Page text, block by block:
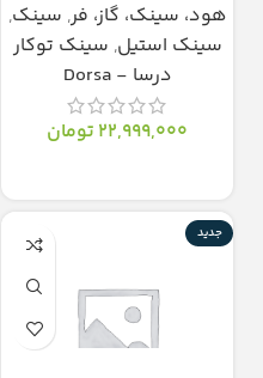
هود، سینک، گاز، فر, سینک,
سینک استیل, سینک توکار
درسا - Dorsa
22,999,000 تومان
جدید